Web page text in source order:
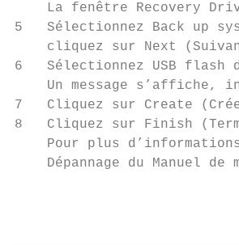
La fenêtre Recovery
5   Sélectionnez Back up
cliquez sur Next
6   Sélectionnez USB
Un message s’affiche,
7   Cliquez sur Create
8   Cliquez sur Finish
Pour plus
Dépannage du Manuel de